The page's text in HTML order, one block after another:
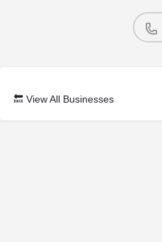
🔙 View All Businesses